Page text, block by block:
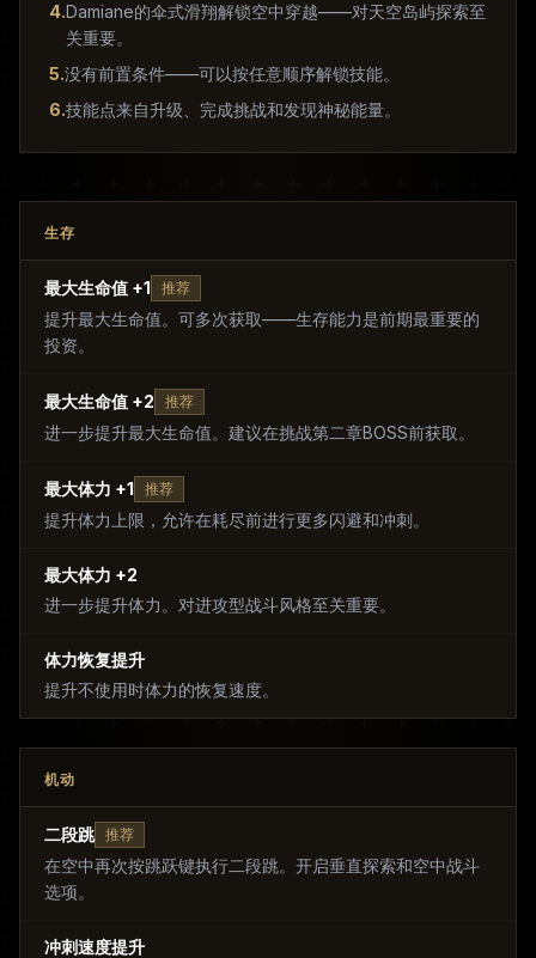
4.Damiane的伞式滑翔解锁空中穿越——对天空岛屿探索至
关重要。
5.没有前置条件——可以按任意顺序解锁技能。
6.技能点来自升级、完成挑战和发现神秘能量。
生存
最大生命值 +1 推荐
提升最大生命值。可多次获取——生存能力是前期最重要的
投资。
最大生命值 +2 推荐
进一步提升最大生命值。建议在挑战第二章BOSS前获取。
最大体力 +1 推荐
提升体力上限，允许在耗尽前进行更多闪避和冲刺。
最大体力 +2
进一步提升体力。对进攻型战斗风格至关重要。
体力恢复提升
提升不使用时体力的恢复速度。
机动
二段跳 推荐
在空中再次按跳跃键执行二段跳。开启垂直探索和空中战斗
选项。
冲刺速度提升